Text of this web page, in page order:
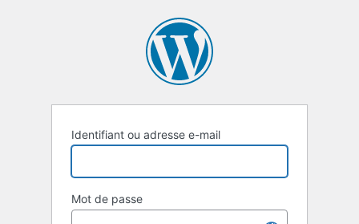
Identifiant ou adresse e-mail
Mot de passe